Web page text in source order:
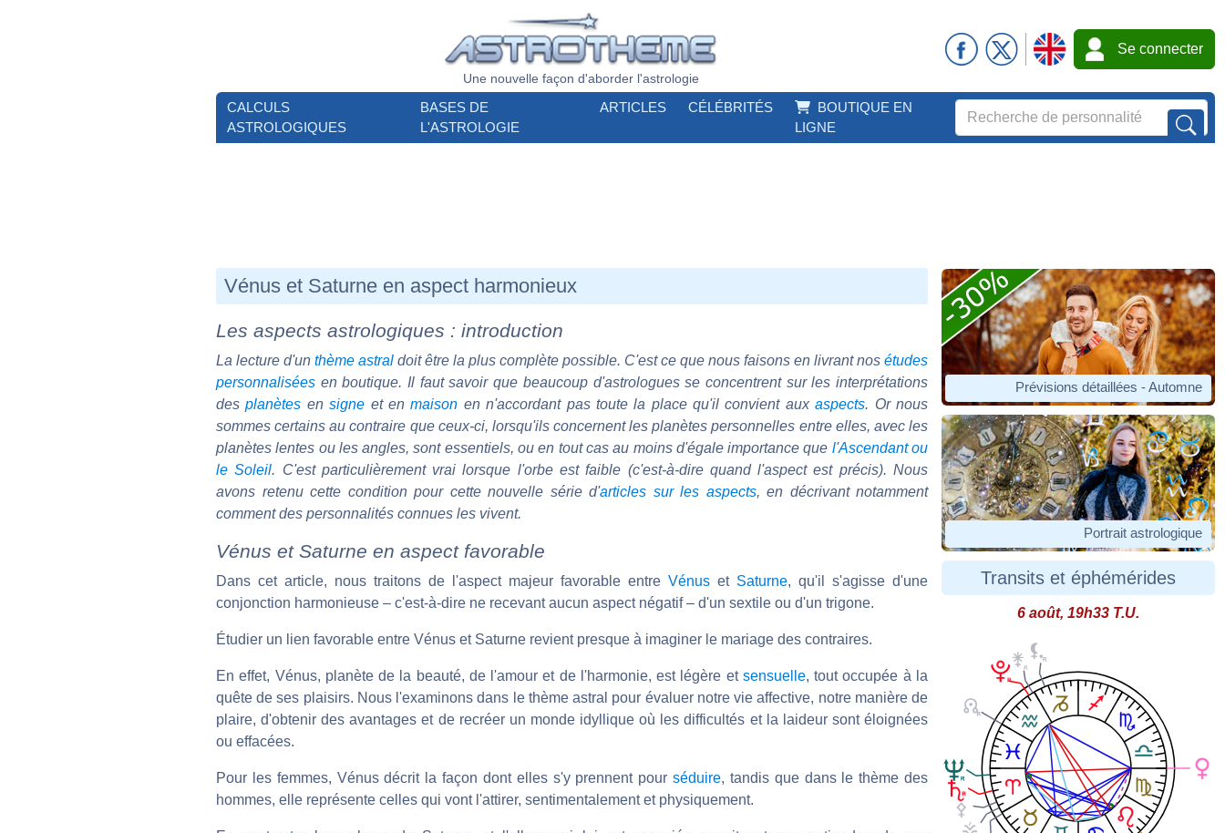
Une nouvelle façon d'aborder l'astrologie
Se connecter
CALCULS
ASTROLOGIQUES
BASES DE
L'ASTROLOGIE
ARTICLES CÉLÉBRITÉS
BOUTIQUE EN
LIGNE
Vénus et Saturne en aspect harmonieux
Les aspects astrologiques : introduction
La lecture d'un thème astral doit être la plus complète possible. C'est ce que nous faisons en livrant nos études
personnalisées en boutique. Il faut savoir que beaucoup d'astrologues se concentrent sur les interprétations
desplanètes ensigne et enmaison en n'accordant pas toute la place qu'il convient auxaspects. Or nous
sommes certains au contraire que ceux-ci, lorsqu'ils concernent les planètes personnelles entre elles, avec les
planètes lentes ou les angles, sont essentiels, ou en tout cas au moins d'égale importance que l'Ascendant ou
le Soleil. C'est particulièrement vrai lorsque l'orbe est faible (c'est-à-dire quand l'aspect est précis). Nous
avons retenu cette condition pour cette nouvelle série d'articles sur les aspects, en décrivant notamment
comment des personnalités connues les vivent.
Vénus et Saturne en aspect favorable
Dans cet article, nous traitons de l'aspect majeur favorable entre Vénus et Saturne, qu'il s'agisse d'une
conjonction harmonieuse – c'est-à-dire ne recevant aucun aspect négatif – d'un sextile ou d'un trigone.
Étudier un lien favorable entre Vénus et Saturne revient presque à imaginer le mariage des contraires.
En effet, Vénus, planète de la beauté, de l'amour et de l'harmonie, est légère et sensuelle, tout occupée à la
quête de ses plaisirs. Nous l'examinons dans le thème astral pour évaluer notre vie affective, notre manière de
plaire, d'obtenir des avantages et de recréer un monde idyllique où les difficultés et la laideur sont éloignées
ou effacées.
Pour les femmes, Vénus décrit la façon dont elles s'y prennent pour séduire, tandis que dans le thème des
hommes, elle représente celles qui vont l'attirer, sentimentalement et physiquement.
Prévisions détaillées - Automne
Portrait astrologique
Transits et éphémérides
6 août, 19h33 T.U.